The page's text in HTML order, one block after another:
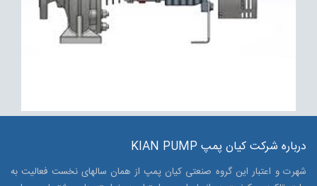
درباره شرکت کیان پمپ KIAN PUMP
شهرت و اعتبار این گروه صنعتی کیان پمپ از همان سالهای نخست فعالیت به